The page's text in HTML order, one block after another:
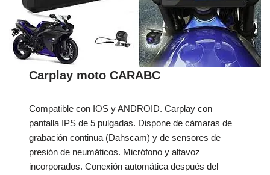
Carplay moto CARABC
Compatible con IOS y ANDROID. Carplay con
pantalla IPS de 5 pulgadas. Dispone de cámaras de
grabación continua (Dahscam) y de sensores de
presión de neumáticos. Micrófono y altavoz
incorporados. Conexión automática después del